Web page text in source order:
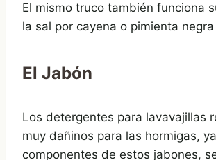
El mismo truco también funciona
la sal por cayena o pimienta
El Jabón
Los detergentes para lavavajillas
muy dañinos para las hormigas,
componentes de estos jabones,